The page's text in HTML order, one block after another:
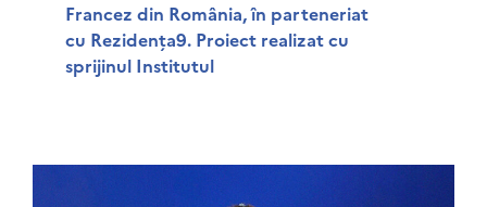
Francez din România, în parteneriat
cu Rezidența9. Proiect realizat cu
sprijinul Institutul